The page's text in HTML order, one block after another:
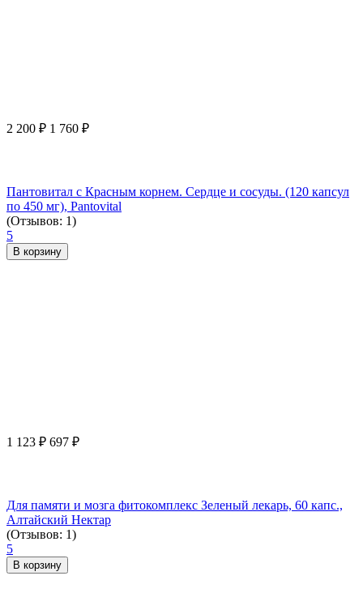
2 200 ₽ 1 760 ₽
Пантовитал с Красным корнем. Сердце и сосуды. (120 капсул
по 450 мг), Pantovital
(Отзывов: 1)
5
В корзину
1 123 ₽ 697 ₽
Для памяти и мозга фитокомплекс Зеленый лекарь, 60 капс.,
Алтайский Нектар
(Отзывов: 1)
5
В корзину